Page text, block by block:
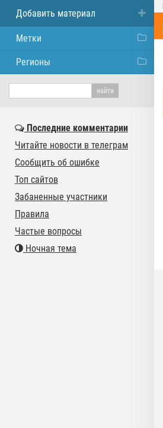
Добавить материал
Метки
Регионы
Последние комментарии
Читайте новости в телеграм
Сообщить об ошибке
Топ сайтов
Забаненные участники
Правила
Частые вопросы
Ночная тема